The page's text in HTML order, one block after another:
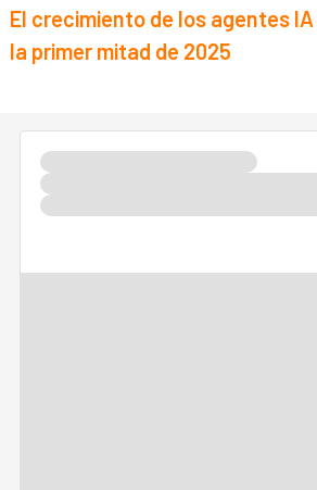
El crecimiento de los agentes
la primer mitad de 2025